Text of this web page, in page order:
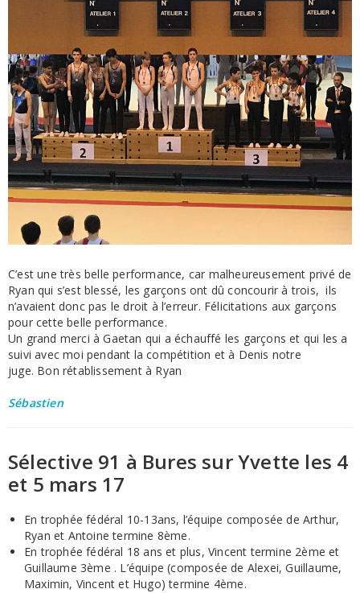
C’est une très belle performance, car malheureusement privé de
Ryan qui s’est blessé, les garçons ont dû concourir à trois, ils
n’avaient donc pas le droit à l’erreur. Félicitations aux garçons
pour cette belle performance.
Un grand merci à Gaetan qui a échauffé les garçons et qui les a
suivi avec moi pendant la compétition et à Denis notre
juge. Bon rétablissement à Ryan
Sébastien
Sélective 91 à Bures sur Yvette les 4
et 5 mars 17
En trophée fédéral 10-13ans, l’équipe composée de Arthur,
Ryan et Antoine termine 8ème.
En trophée fédéral 18 ans et plus, Vincent termine 2ème et
Guillaume 3ème . L’équipe (composée de Alexei, Guillaume,
Maximin, Vincent et Hugo) termine 4ème.